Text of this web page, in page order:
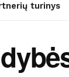
turinys